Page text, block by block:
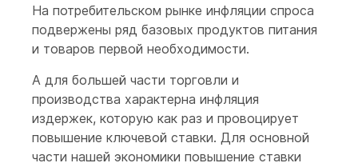
На потребительском рынке инфляции спроса
подвержены ряд базовых продуктов питания
и товаров первой необходимости.
А для большей части торговли и
производства характерна инфляция
издержек, которую как раз и провоцирует
повышение ключевой ставки. Для основной
части нашей экономики повышение ставки